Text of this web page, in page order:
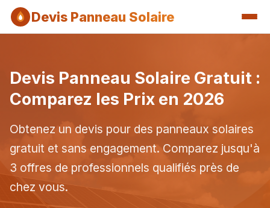
Devis Panneau Solaire
Devis Panneau Solaire Gratuit :
Comparez les Prix en 2026
Obtenez un devis pour des panneaux solaires
gratuit et sans engagement. Comparez jusqu'à
3 offres de professionnels qualifiés près de
chez vous.